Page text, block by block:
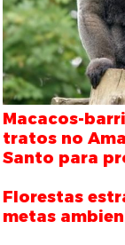
Macacos-
tratos no
Santo para
Florestas
metas